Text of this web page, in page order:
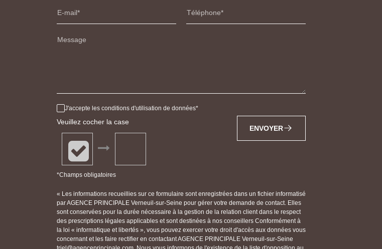
E-mail Téléphone
Message
J'accepte les conditions d'utilisation de données
Veuillez cocher la case
*Champs obligatoires
ENVOYER
« Les informations recueillies sur ce formulaire sont enregistrées dans un fichier informatisé
par AGENCE PRINCIPALE Verneuil-sur-Seine pour gérer votre demande de contact. Elles
sont conservées pour la durée nécessaire à la gestion de la relation client dans le respect
des prescriptions légales applicables et sont destinées à nos conseillers Conformément à
la loi « informatique et libertés », vous pouvez exercer votre droit d'accès aux données vous
concernant et les faire rectifier en contactant AGENCE PRINCIPALE Verneuil-sur-Seine